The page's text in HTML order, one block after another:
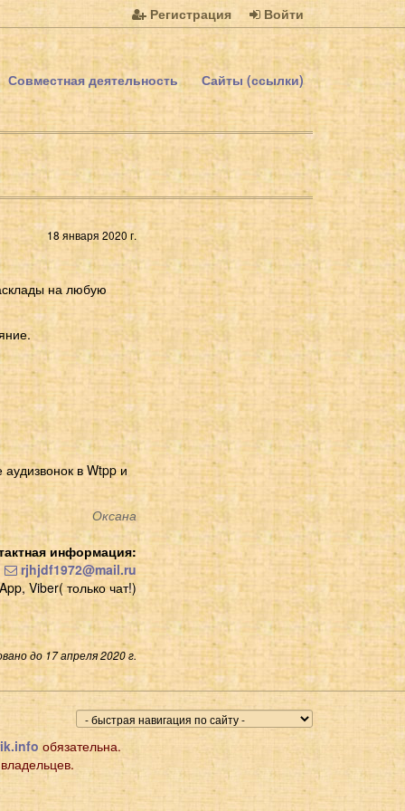
Регистрация Войти
Совместная деятельность Сайты (ссылки)
18 января 2020 г.
на любую
в Wtpp и
Оксана
информация:
rjhjdf1972@mail.ru
Viber( только чат!)
до 17 апреля 2020 г.
обязательна.